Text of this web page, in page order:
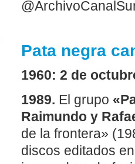
Pata negra
1960: 2 de
1989. El grupo
Raimundo y
de la frontera»
discos editados